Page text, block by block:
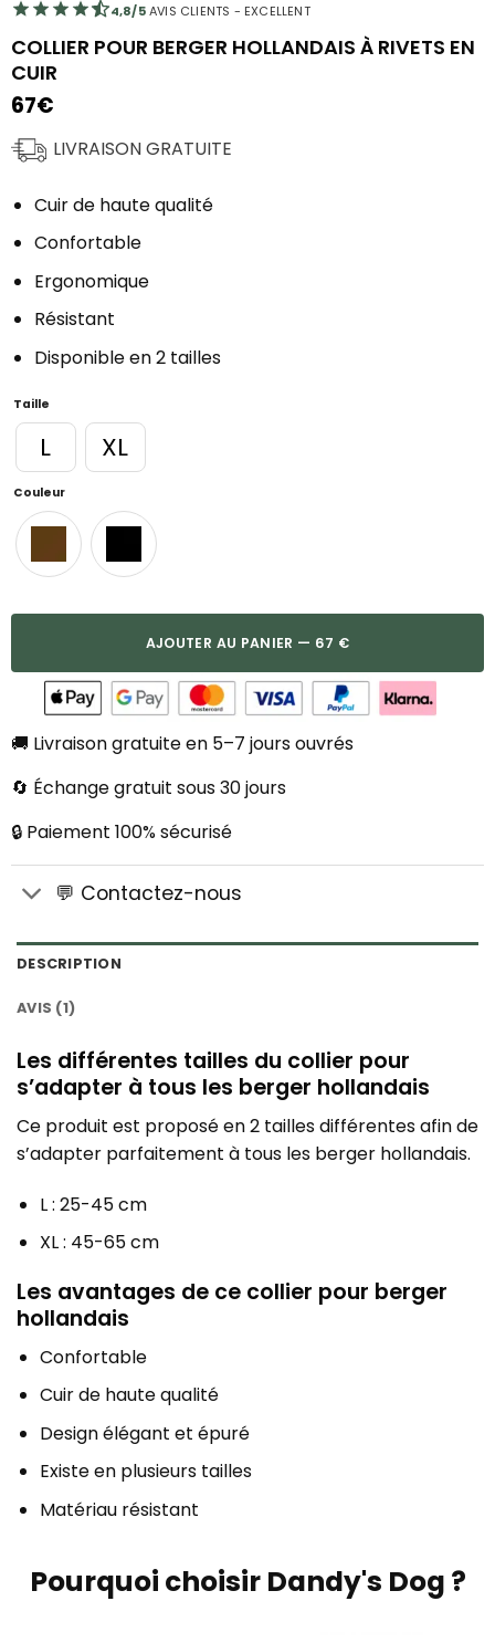
4,8/5AVIS CLIENTS - EXCELLENT
COLLIER POUR BERGER HOLLANDAIS À RIVETS EN
CUIR
67€
LIVRAISON GRATUITE
Cuir de haute qualité
Confortable
Ergonomique
Résistant
Disponible en 2 tailles
Taille
L XL
Couleur
AJOUTER AU PANIER — 67 €
🚚 Livraison gratuite en 5–7 jours ouvrés
🔄 Échange gratuit sous 30 jours
🔒 Paiement 100% sécurisé
💬 Contactez-nous
DESCRIPTION
AVIS (1)
Les différentes tailles du collier pour
s’adapter à tous les berger hollandais
Ce produit est proposé en 2 tailles différentes afin de
s’adapter parfaitement à tous les berger hollandais.
L : 25-45 cm
XL : 45-65 cm
Les avantages de ce collier pour berger
hollandais
Confortable
Cuir de haute qualité
Design élégant et épuré
Existe en plusieurs tailles
Matériau résistant
Pourquoi choisir Dandy's Dog ?